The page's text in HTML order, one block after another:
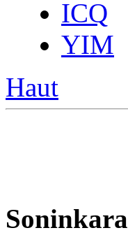
ICQ
YIM
Haut
Soninkara